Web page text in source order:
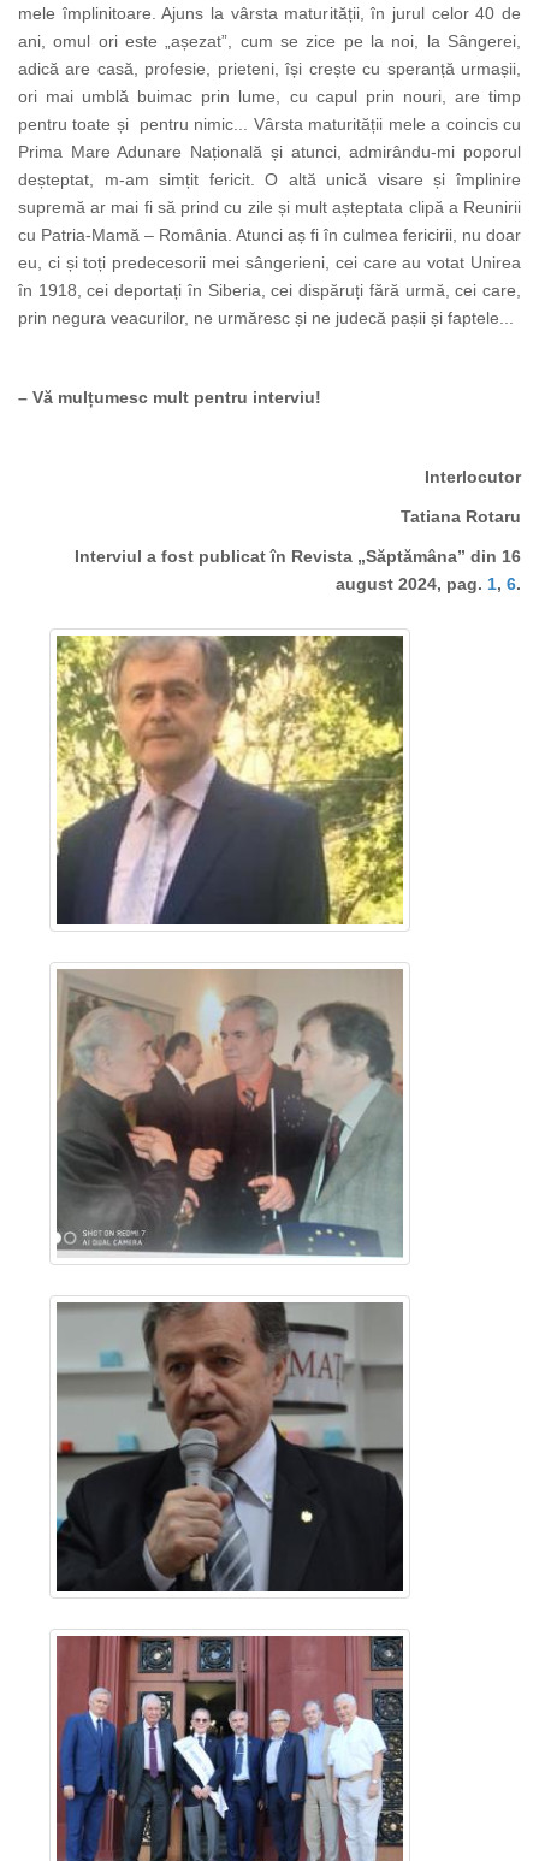
mele împlinitoare. Ajuns la vârsta maturității, în jurul celor 40 de
ani, omul ori este „așezat”, cum se zice pe la noi, la Sângerei,
adică are casă, profesie, prieteni, își crește cu speranță urmașii,
ori mai umblă buimac prin lume, cu capul prin nouri, are timp
pentru toate și pentru nimic... Vârsta maturității mele a coincis cu
Prima Mare Adunare Națională și atunci, admirându-mi poporul
deșteptat, m-am simțit fericit. O altă unică visare și împlinire
supremă ar mai fi să prind cu zile și mult așteptata clipă a Reunirii
cu Patria-Mamă – România. Atunci aș fi în culmea fericirii, nu doar
eu, ci și toți predecesorii mei sângerieni, cei care au votat Unirea
în 1918, cei deportați în Siberia , cei dispăruți fără urmă, ceicare,
prin negura veacurilor, ne urmăresc și ne judecă pașii și faptele...
– Vă mulțumesc mult pentru interviu!
Interlocutor
Tatiana Rotaru
Interviul a fost publicat în Revista „Săptămâna” din 16
august 2024, pag. 1, 6.